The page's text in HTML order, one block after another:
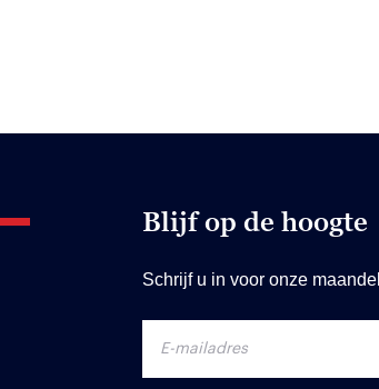
Blijf op de hoogte
Schrijf u in voor onze